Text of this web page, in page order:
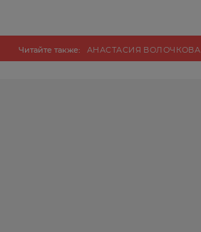
Читайте также: АНАСТАСИЯ ВОЛОЧКОВА